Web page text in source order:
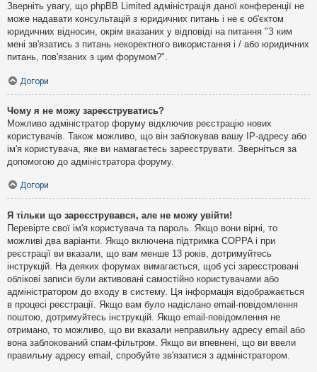
Зверніть увагу, що phpBB Limited адміністрація даної конференції не
може надавати консультацій з юридичних питань і не є об'єктом
юридичних відносин, окрім вказаних у відповіді на питання "З ким
мені зв'язатись з питань некоректного використання і / або юридичних
питань, пов'язаних з цим форумом?".
Догори
Чому я не можу зареєструватись?
Можливо адміністратор форуму відключив реєстрацію нових
користувачів. Також можливо, що він заблокував вашу IP-адресу або
ім'я користувача, яке ви намагаєтесь зареєструвати. Зверніться за
допомогою до адміністратора форуму.
Догори
Я тільки що зареєструвався, але не можу увійти!
Перевірте свої ім'я користувача та пароль. Якщо вони вірні, то
можливі два варіанти. Якщо включена підтримка COPPA і при
реєстрації ви вказали, що вам менше 13 років, дотримуйтесь
інструкцій. На деяких форумах вимагається, щоб усі зареєстровані
облікові записи були активовані самостійно користувачами або
адміністратором до входу в систему. Ця інформація відображається
в процесі реєстрації. Якщо вам було надіслано email-повідомлення
поштою, дотримуйтесь інструкцій. Якщо email-повідомлення не
отримано, то можливо, що ви вказали неправильну адресу email або
вона заблокований спам-фільтром. Якщо ви впевнені, що ви ввели
правильну адресу email, спробуйте зв'язатися з адміністратором.